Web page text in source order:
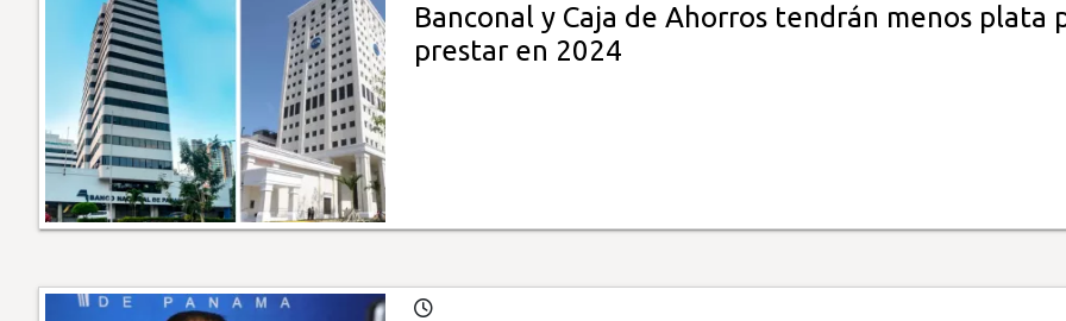
Banconal y Caja de Ahorros tendrán menos plata
prestar en 2024